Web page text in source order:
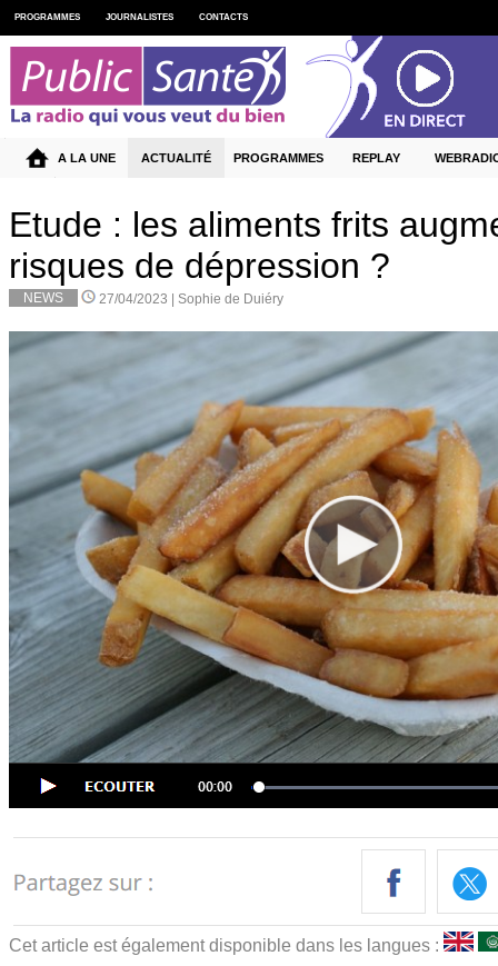
Etude : les aliments frits
risques de dépression ?
NEWS 27/04/2023 | Sophie de Duiéry
Cet article est également disponible dans les langues :
PROGRAMMES JOURNALISTES CONTACTS
A LA UNE ACTUALITÉ PROGRAMMES REPLAY